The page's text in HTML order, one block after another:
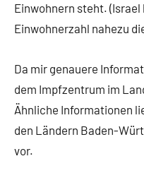
Einwohnern steht.
Einwohnerzahl nahezu
Da mir genauere
dem Impfzentrum im
Ähnliche Informationen
den Ländern Baden-
vor.